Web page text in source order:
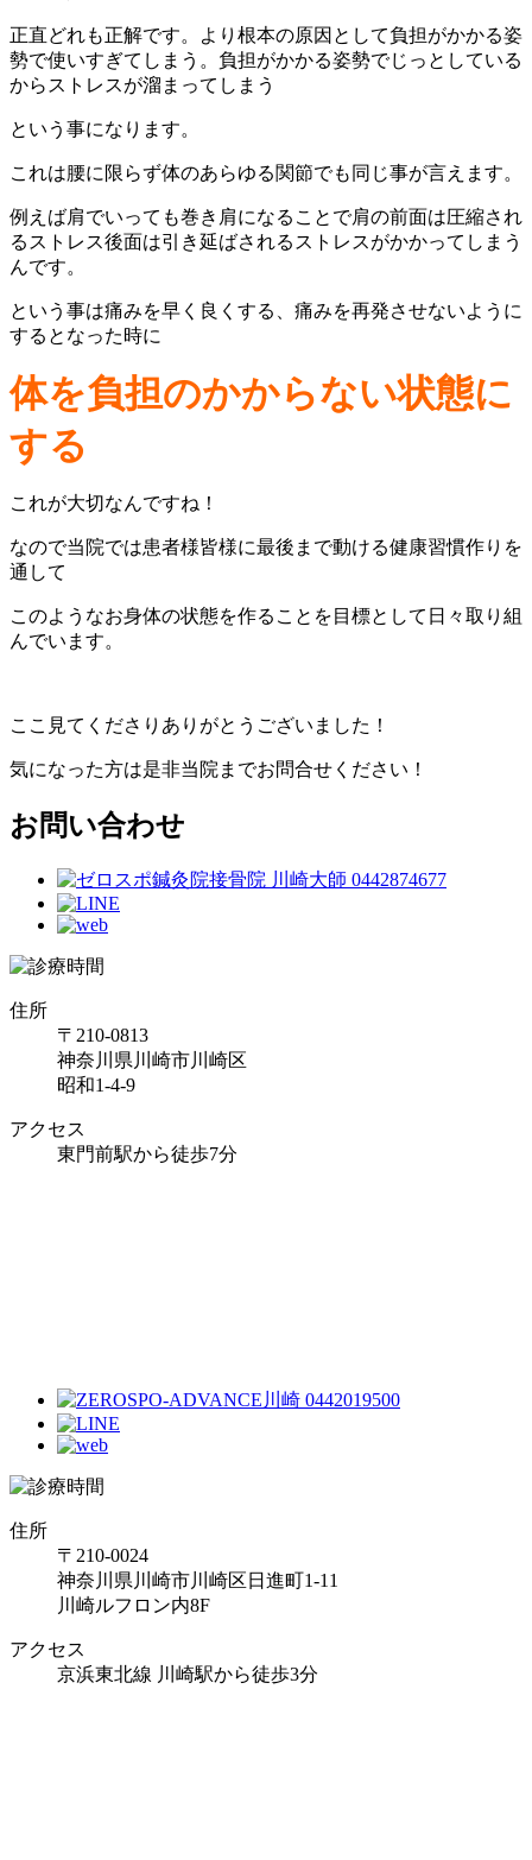
正直どれも正解です。より根本の原因として負担がかかる姿
勢で使いすぎてしまう。負担がかかる姿勢でじっとしている
からストレスが溜まってしまう
という事になります。
これは腰に限らず体のあらゆる関節でも同じ事が言えます。
例えば肩でいっても巻き肩になることで肩の前面は圧縮され
るストレス後面は引き延ばされるストレスがかかってしまう
んです。
という事は痛みを早く良くする、痛みを再発させないように
するとなった時に
体を負担のかからない状態に
する
これが大切なんですね！
なので当院では患者様皆様に最後まで動ける健康習慣作りを
通して
このようなお身体の状態を作ることを目標として日々取り組
んでいます。
ここ見てくださりありがとうございました！
気になった方は是非当院までお問合せください！
お問い合わせ
住所
〒210-0813
神奈川県川崎市川崎区
昭和1-4-9
アクセス
東門前駅から徒歩7分
住所
〒210-0024
神奈川県川崎市川崎区日進町1-11
川崎ルフロン内8F
アクセス
京浜東北線 川崎駅から徒歩3分